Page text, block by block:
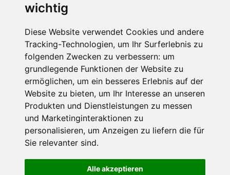
wichtig
Diese Website verwendet Cookies und andere
Tracking-Technologien, um Ihr Surferlebnis zu
folgenden Zwecken zu verbessern: um
grundlegende Funktionen der Website zu
ermöglichen, um ein besseres Erlebnis auf der
Website zu bieten, um Ihr Interesse an unseren
Produkten und Dienstleistungen zu messen
und Marketinginteraktionen zu
personalisieren, um Anzeigen zu liefern die für
Sie relevanter sind.
Alle akzeptieren
Die Schneehoehen Ski APP für iOS und Android - Ein
Muss für alle Wintersportler und Schneefreaks!
Impressum
Datenschutz
Nutzungsbedingungen
Portale
FAQ Newsletter Mediadaten